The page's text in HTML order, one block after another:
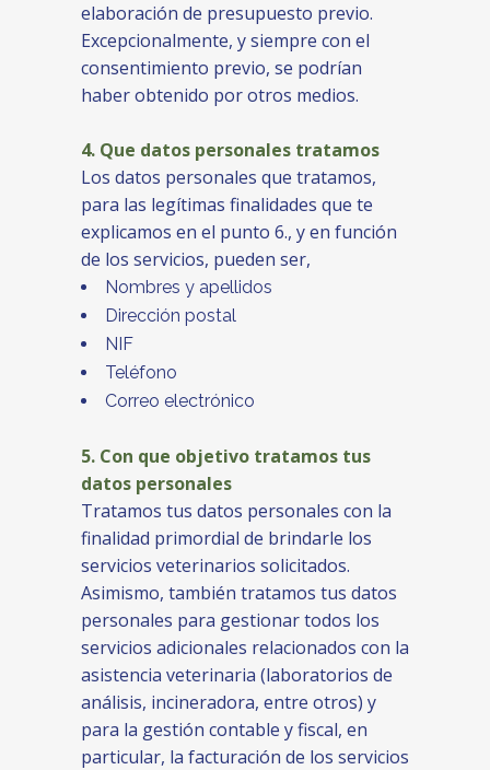
elaboración de presupuesto previo.
Excepcionalmente, y siempre con el
consentimiento previo, se podrían
haber obtenido por otros medios.
4. Que datos personales tratamos
Los datos personales que tratamos,
para las legítimas finalidades que te
explicamos en el punto 6., y en función
de los servicios, pueden ser,
Nombres y apellidos
Dirección postal
NIF
Teléfono
Correo electrónico
5. Con que objetivo tratamos tus
datos personales
Tratamos tus datos personales con la
finalidad primordial de brindarle los
servicios veterinarios solicitados.
Asimismo, también tratamos tus datos
personales para gestionar todos los
servicios adicionales relacionados con la
asistencia veterinaria (laboratorios de
análisis, incineradora, entre otros) y
para la gestión contable y fiscal, en
particular, la facturación de los servicios